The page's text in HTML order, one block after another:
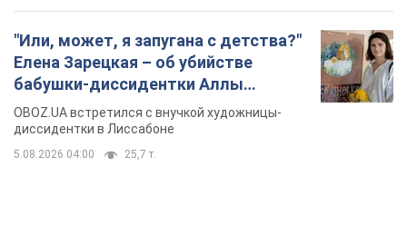
"Или, может, я запугана с детства?"
Елена Зарецкая – об убийстве
бабушки-диссидентки Аллы
Горской, критике сына Стуса и
бегстве в Португалию с пятью
детьми
OBOZ.UA встретился с внучкой художницы-
диссидентки в Лиссабоне
5.08.2026 04:00 25,7 т.